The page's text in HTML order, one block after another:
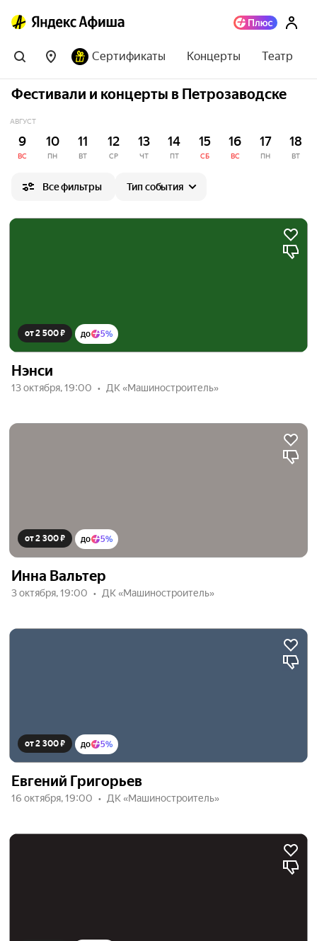
Сертификаты Концерты Театр
Фестивали и концерты в Петрозаводске
АВГУСТ
9
ВС
10
ПН
11
ВТ
12
СР
13
ЧТ
14
ПТ
15
СБ
16
ВС
17
ПН
18
ВТ
Все фильтры Тип события
от 2 500 ₽ до 5%
Нэнси
13 октября, 19:00 ДК «Машиностроитель»
от 2 300 ₽ до 5%
Инна Вальтер
3 октября, 19:00 ДК «Машиностроитель»
от 2 300 ₽ до 5%
Евгений Григорьев
16 октября, 19:00 ДК «Машиностроитель»